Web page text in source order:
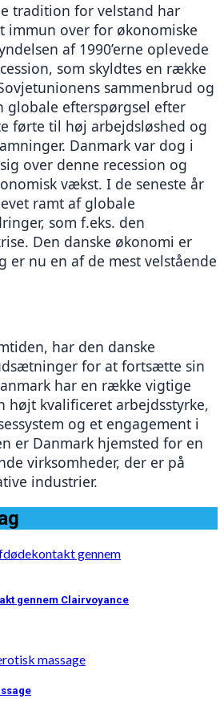
tradition for velstand har
immun over for økonomiske
af 1990’erne oplevede
som skyldtes en række
sammenbrud og
globale efterspørgsel efter
førte til høj arbejdsløshed og
Danmark var dog i
over denne recession og
vækst. I de seneste år
ramt af globale
som f.eks. den
Den danske økonomi er
er nu en af de mest velstående
har den danske
for at fortsætte sin
har en række vigtige
højt kvalificeret arbejdsstyrke,
og et engagement i
er Danmark hjemsted for en
virksomheder, der er på
industrier.
gennem Clairvoyance